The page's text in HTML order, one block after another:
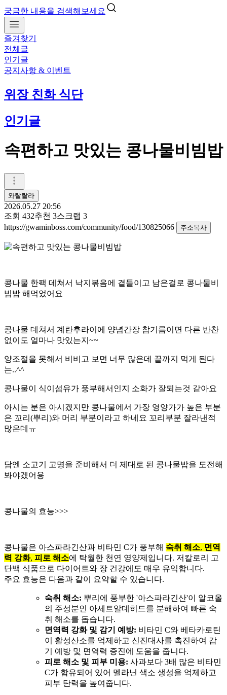
궁금한 내용을 검색해보세요
즐겨찾기
전체글
인기글
공지사항 & 이벤트
위장 친화 식단
인기글
속편하고 맛있는 콩나물비빔밥
와랄랄라
2026.05.27 20:56
조회 432추천 3스크랩 3
https://gwaminboss.com/community/food/130825066
주소복사
콩나물 한팩 데쳐서 낙지볶음에 곁들이고 남은걸로 콩나물비
빔밥 해먹었어요
콩나물 데쳐서 계란후라이에 양념간장 참기름이면 다른 반찬
없이도 얼마나 맛있는지~~
양조절을 못해서 비비고 보면 너무 많은데 끝까지 먹게 된다
는..^^
콩나물이 식이섬유가 풍부해서인지 소화가 잘되는것 같아요
아시는 분은 아시겠지만 콩나물에서 가장 영양가가 높은 부분
은 꼬리(뿌리)와 머리 부분이라고 하네요 꼬리부분 잘라낸적
많은데ㅠ
담엔 소고기 고명을 준비해서 더 제대로 된 콩나물밥을 도전해
봐야겠어용
콩나물의 효능>>>
콩나물은 아스파라긴산과 비타민 C가 풍부해 숙취 해소, 면역
력 강화, 피로 해소에 탁월한 천연 영양제입니다. 저칼로리 고
단백 식품으로 다이어트와 장 건강에도 매우 유익합니다.
주요 효능은 다음과 같이 요약할 수 있습니다.
숙취 해소: 뿌리에 풍부한 '아스파라긴산'이 알코올
의 주성분인 아세트알데히드를 분해하여 빠른 숙
취 해소를 돕습니다.
면역력 강화 및 감기 예방: 비타민 C와 베타카로틴
이 활성산소를 억제하고 신진대사를 촉진하여 감
기 예방 및 면역력 증진에 도움을 줍니다.
피로 해소 및 피부 미용: 사과보다 3배 많은 비타민
C가 함유되어 있어 멜라닌 색소 생성을 억제하고
피부 탄력을 높여줍니다.